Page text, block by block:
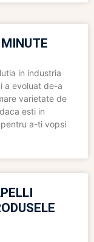
in industria
a evoluat de-a
varietate de
esti in
a-ti vopsi